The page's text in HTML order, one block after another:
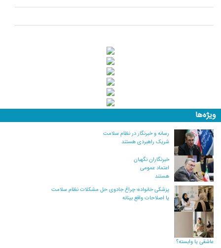
ویژه‌ها
رسانه و خبرنگار در نظام سلامت
شریک راهبردی هستند
خبرنگاران نگهبان
اعتماد عمومی
هستند
پزشکی خانواده؛ چراغ جادوی حل مشکلات نظام سلامت
یا اصلاحات واقع بینانه
عاشقی یا وابسته؟